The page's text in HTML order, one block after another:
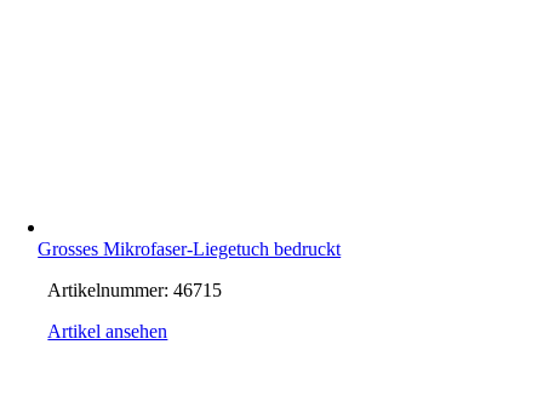
Grosses Mikrofaser-Liegetuch bedruckt
Artikelnummer:46715
Artikel ansehen